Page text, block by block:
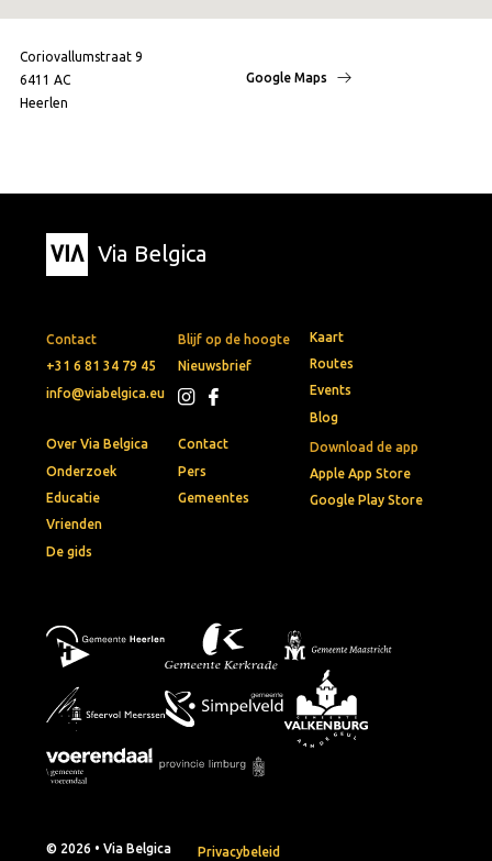
Coriovallumstraat 9
6411 AC
Heerlen
Google Maps
Via Belgica
Contact
+31 6 81 34 79 45
info@viabelgica.eu
Blijf op de hoogte
Nieuwsbrief
Download de app
Apple App Store
Google Play Store
Kaart
Routes
Events
Blog
Over Via Belgica
Onderzoek
Educatie
Vrienden
De gids
Contact
Pers
Gemeentes
© 2026 • Via Belgica Privacybeleid